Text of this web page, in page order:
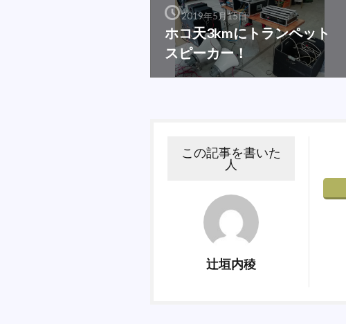
2019年5月15日
ホコ天3kmにトランペット
スピーカー！
この記事を書いた
人
辻垣内稜